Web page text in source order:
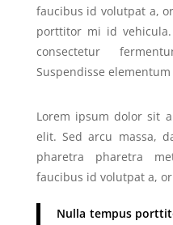
faucibus id volutpat a,
porttitor mi id
consectetur
Suspendisse elementum
Lorem ipsum dolor sit
elit. Sed arcu massa,
pharetra pharetra
faucibus id volutpat a,
Nulla tempus